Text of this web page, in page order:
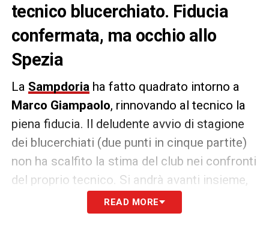
tecnico blucerchiato. Fiducia
confermata, ma occhio allo
Spezia
La Sampdoriaha fatto quadrato intorno a
Marco Giampaolo, rinnovando al tecnico la
piena fiducia. Il deludente avvio di stagione
dei blucerchiati (due punti in cinque partite)
non ha scalfito la stima del club nei confronti
del proprio tecnico. Si andrà avanti insieme,
sperando di correggere rapidamente
l’atteggiamento della squadra.
READ MORE